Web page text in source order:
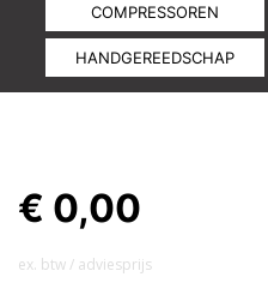
COMPRESSOREN
HANDGEREEDSCHAP
€ 0,00
ex. btw / adviesprijs